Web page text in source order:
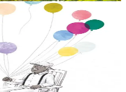
dans lesquels il
plein de ballons. Chacun